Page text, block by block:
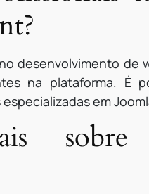
desenvolvimento de
na plataforma. É
em